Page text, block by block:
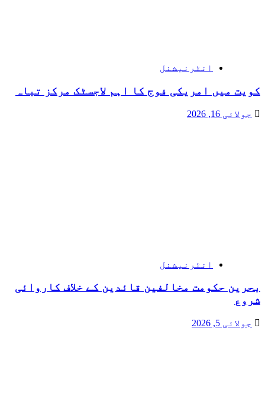
انٹرنیشنل
کویت میں امریکی فوج کا اہم لاجسٹک مرکز تباہ
جولائی 16, 2026
انٹرنیشنل
بحرین حکومت مخالفین قائدین کے خلاف کاروائی
شروع
جولائی 5, 2026